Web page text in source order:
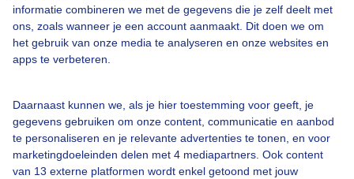
informatie combineren we met de gegevens die je zelf deelt met
ons, zoals wanneer je een account aanmaakt. Dit doen we om
het gebruik van onze media te analyseren en onze websites en
apps te verbeteren.
Daarnaast kunnen we, als je hier toestemming voor geeft, je
gegevens gebruiken om onze content, communicatie en aanbod
te personaliseren en je relevante advertenties te tonen, en voor
marketingdoeleinden delen met 4 mediapartners. Ook content
van 13 externe platformen wordt enkel getoond met jouw